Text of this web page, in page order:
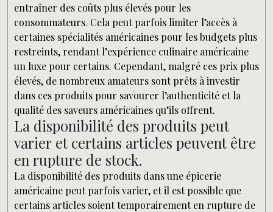
entraîner des coûts plus élevés pour les
consommateurs. Cela peut parfois limiter l’accès à
certaines spécialités américaines pour les budgets plus
restreints, rendant l’expérience culinaire américaine
un luxe pour certains. Cependant, malgré ces prix plus
élevés, de nombreux amateurs sont prêts à investir
dans ces produits pour savourer l’authenticité et la
qualité des saveurs américaines qu’ils offrent.
La disponibilité des produits peut
varier et certains articles peuvent être
en rupture de stock.
La disponibilité des produits dans une épicerie
américaine peut parfois varier, et il est possible que
certains articles soient temporairement en rupture de